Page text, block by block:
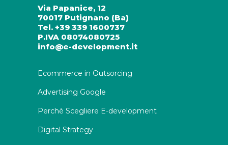
Via Papanice, 12
70017 Putignano (Ba)
Tel. +39 339 1600737
P.IVA 08074080725
info@e-development.it
Ecommerce in Outsorcing
Advertising Google
Perchè Scegliere E-development
Digital Strategy